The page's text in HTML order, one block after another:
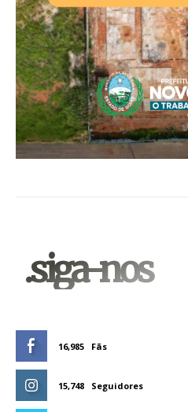
.siga-nos
16,985 Fãs
15,748 Seguidores